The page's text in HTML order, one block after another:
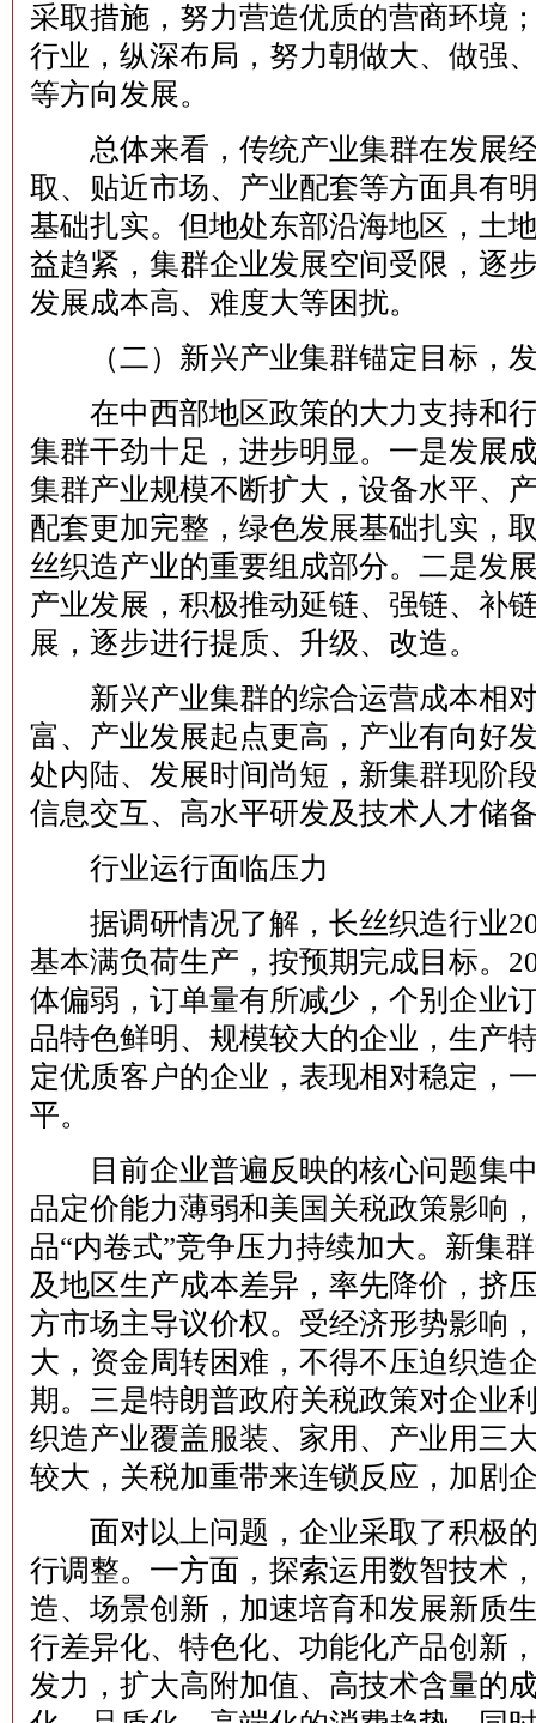
采取措施，努力营造优质的营商环境
行业，纵深布局，努力朝做大、做强
等方向发展。
总体来看，传统产业集群在发展经
取、贴近市场、产业配套等方面具有
基础扎实。但地处东部沿海地区，土
益趋紧，集群企业发展空间受限，逐
发展成本高、难度大等困扰。
（二）新兴产业集群锚定目标，发
在中西部地区政策的大力支持和行
集群干劲十足，进步明显。一是发展
集群产业规模不断扩大，设备水平、
配套更加完整，绿色发展基础扎实，
丝织造产业的重要组成部分。二是发
产业发展，积极推动延链、强链、补
展，逐步进行提质、升级、改造。
新兴产业集群的综合运营成本相对
富、产业发展起点更高，产业有向好
处内陆、发展时间尚短，新集群现阶
信息交互、高水平研发及技术人才储
行业运行面临压力
据调研情况了解，长丝织造行业‌
基本满负荷生产，按预期完成目标‌。‌
体偏弱，订单量有所减少，个别企业
品特色鲜明、规模较大的企业，生产
定优质客户的企业，表现相对稳定，
平。
目前企业普遍反映的核心问题集中
品定价能力薄弱和美国关税政策影响
品“内卷式”竞争压力持续加大‌。新集
及地区生产成本差异，率先降价，挤
方市场主导议价权‌。受经济形势影响
大，资金周转困难，不得不压迫织造
期。三是特朗普政府关税政策对企业
织造产业覆盖服装、家用、产业用三
较大，关税加重带来连锁反应，加剧
面对以上问题，企业采取了积极的
行调整。一方面，探索运用数智技术
造、场景创新，加速培育和发展新质
行差异化、特色化、功能化产品创新
发力，扩大高附加值、高技术含量的